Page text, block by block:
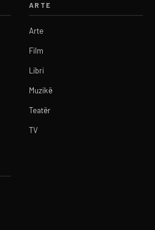
ARTE
Arte
Film
Libri
Muzikë
Teatër
TV